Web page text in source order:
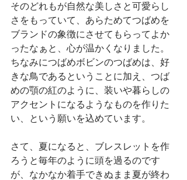
そのどれもが自然な美しさと可愛らし
さをもっていて、あらためてつばめを
ブランドの象徴にさせてもらってよか
ったなぁと、心が温かくなりました。
ちなみにつばめボビンのつばめは、好
きな鳥であるということに加え、つば
めの顎の紅のように、装いや暮らしの
アクセントになるようなものを作りた
い、という願いを込めています。
さて、夏になると、ブレスレットを作
ろうと毎年のように頭を過るのです
が、なかなか着手できぬまま夏が終わ